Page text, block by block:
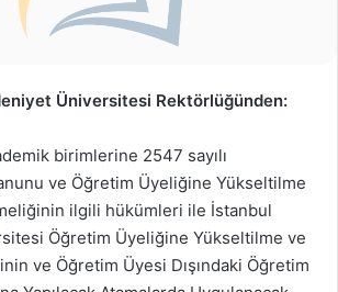
Üniversitesi Rektörlüğünden:
birimlerine 2547 sayılı
ve Öğretim Üyeliğine Yükseltilme
ilgili hükümleri ile İstanbul
Öğretim Üyeliğine Yükseltilme ve
ve Öğretim Üyesi Dışındaki Öğretim